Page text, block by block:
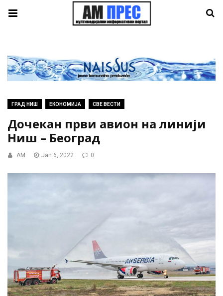
ГРАД НИШ ЕКОНОМИЈА СВЕ ВЕСТИ
Дочекан први авион на линији
Ниш – Београд
AM Jan 6, 2022 0